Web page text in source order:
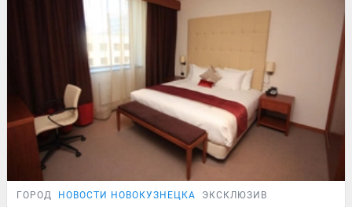
ГОРОД НОВОСТИ НОВОКУЗНЕЦКА ЭКСКЛЮЗИВ